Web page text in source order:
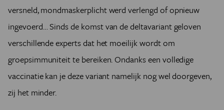
versneld, mondmaskerplicht werd verlengd of opnieuw
ingevoerd… Sinds de komst van de deltavariant geloven
verschillende experts dat het moeilijk wordt om
groepsimmuniteit te bereiken. Ondanks een volledige
vaccinatie kan je deze variant namelijk nog wel doorgeven,
zij het minder.